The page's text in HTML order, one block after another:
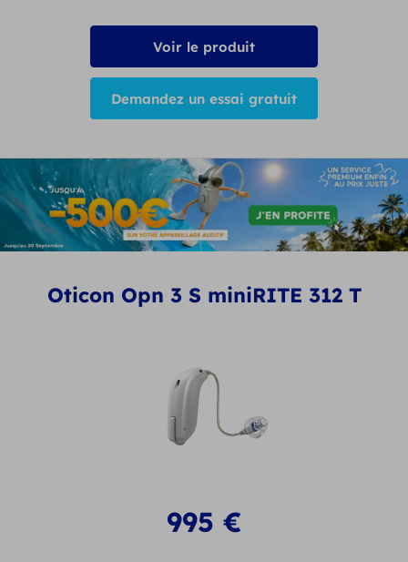
Voir le produit
Demandez un essai gratuit
Oticon Opn 3 S miniRITE 312 T
995 €